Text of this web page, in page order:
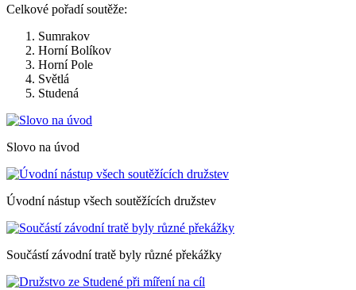
Celkové pořadí soutěže:
Sumrakov
Horní Bolíkov
Horní Pole
Světlá
Studená
Slovo na úvod
Úvodní nástup všech soutěžících družstev
Součástí závodní tratě byly různé překážky